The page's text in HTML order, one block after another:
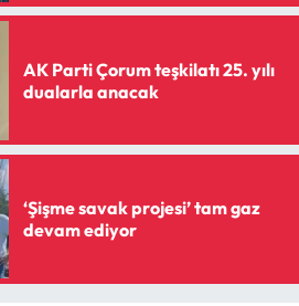
AK Parti Çorum teşkilatı 25. yılı
dualarla anacak
‘Şişme savak projesi’ tam gaz
devam ediyor